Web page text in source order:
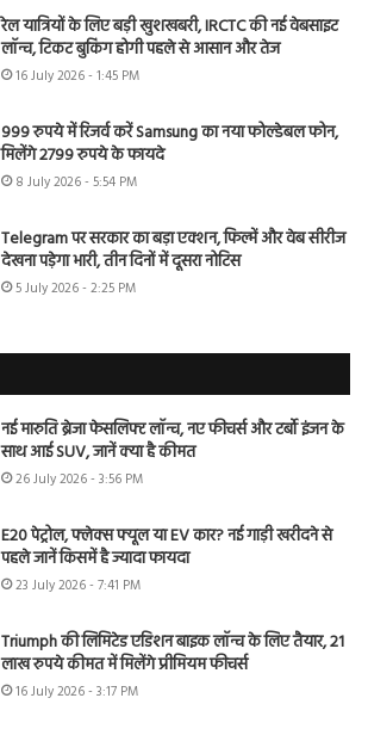
रेल यात्रियों के लिए बड़ी खुशखबरी, IRCTC की नई वेबसाइट
लॉन्च, टिकट बुकिंग होगी पहले से आसान और तेज
16 July 2026 - 1:45 PM
999 रुपये में रिजर्व करें Samsung का नया फोल्डेबल फोन,
मिलेंगे 2799 रुपये के फायदे
8 July 2026 - 5:54 PM
Telegram पर सरकार का बड़ा एक्शन, फिल्में और वेब सीरीज
देखना पड़ेगा भारी, तीन दिनों में दूसरा नोटिस
5 July 2026 - 2:25 PM
नई मारुति ब्रेजा फेसलिफ्ट लॉन्च, नए फीचर्स और टर्बो इंजन के
साथ आई SUV, जानें क्या है कीमत
26 July 2026 - 3:56 PM
E20 पेट्रोल, फ्लेक्स फ्यूल या EV कार? नई गाड़ी खरीदने से
पहले जानें किसमें है ज्यादा फायदा
23 July 2026 - 7:41 PM
Triumph की लिमिटेड एडिशन बाइक लॉन्च के लिए तैयार, 21
लाख रुपये कीमत में मिलेंगे प्रीमियम फीचर्स
16 July 2026 - 3:17 PM